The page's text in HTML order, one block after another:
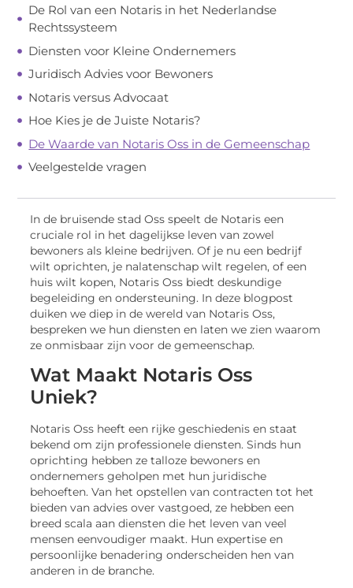
De Rol van een Notaris in het Nederlandse
Rechtssysteem
Diensten voor Kleine Ondernemers
Juridisch Advies voor Bewoners
Notaris versus Advocaat
Hoe Kies je de Juiste Notaris?
De Waarde van Notaris Oss in de Gemeenschap
Veelgestelde vragen
In de bruisende stad Oss speelt de Notaris een
cruciale rol in het dagelijkse leven van zowel
bewoners als kleine bedrijven. Of je nu een bedrijf
wilt oprichten, je nalatenschap wilt regelen, of een
huis wilt kopen, Notaris Oss biedt deskundige
begeleiding en ondersteuning. In deze blogpost
duiken we diep in de wereld van Notaris Oss,
bespreken we hun diensten en laten we zien waarom
ze onmisbaar zijn voor de gemeenschap.
Wat Maakt Notaris Oss
Uniek?
Notaris Oss heeft een rijke geschiedenis en staat
bekend om zijn professionele diensten. Sinds hun
oprichting hebben ze talloze bewoners en
ondernemers geholpen met hun juridische
behoeften. Van het opstellen van contracten tot het
bieden van advies over vastgoed, ze hebben een
breed scala aan diensten die het leven van veel
mensen eenvoudiger maakt. Hun expertise en
persoonlijke benadering onderscheiden hen van
anderen in de branche.